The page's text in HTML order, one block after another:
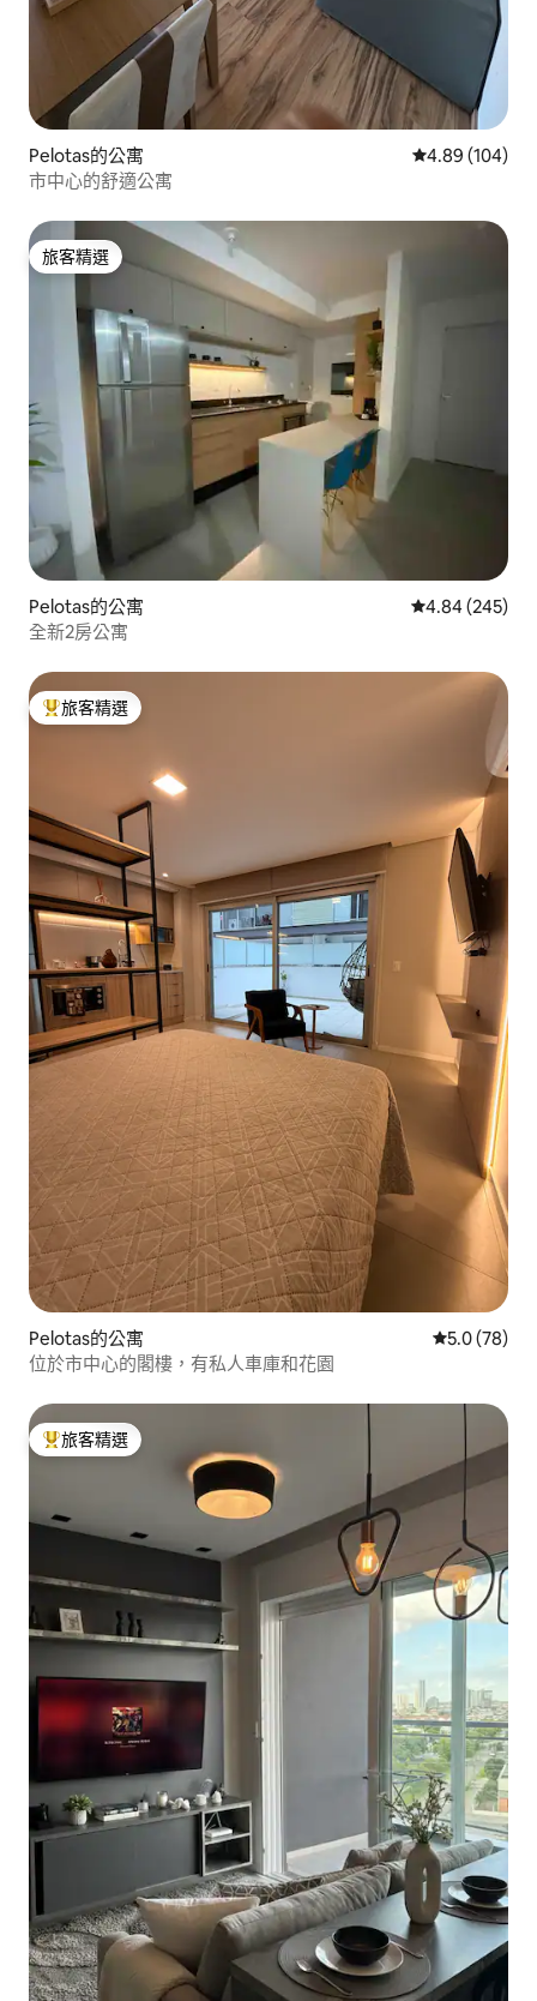
Pelotas的公寓 從 104 則評價
4.89 (104)
市中心的舒適公寓
旅客精選
旅客精選
Pelotas的公寓 從 245 則評價
4.84 (245)
全新2房公寓
旅客精選榜首
旅客精選
Pelotas的公寓 從 78 則評
5.0 (78)
位於市中心的閣樓，有私人車庫和花園
旅客精選榜首
旅客精選